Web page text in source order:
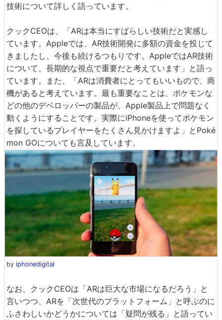
技術について詳しく語っています。
クックCEOは、「ARは本当にすばらしい技術だと実感し
ています。Appleでは、AR技術開発に多額の資金を投じて
きましたし、今後も続けるつもりです。AppleではAR技術
について、長期的な視点で重要だと考えています」と語っ
ています。また、「ARは消費者にとってもいいもので、商
機があると考えています。最も重要なことは、ポケモンな
どの他のデベロッパーの製品が、Apple製品上で問題なく
動くようにすることです。実際にiPhoneを使ってポケモン
を探しているプレイヤーをたくさん見かけますよ」とPoké
mon GOについても言及しています。
by iphonedigital
なお、クックCEOは「ARは巨大な市場になるだろう」と
言いつつ、ARを「次世代のプラットフォーム」と呼ぶのに
ふさわしいかどうかについては「疑問が残る」と語ってい